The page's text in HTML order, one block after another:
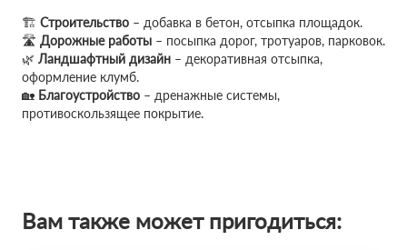
🏗 Строительство – добавка в бетон, отсыпка площадок.
🛣 Дорожные работы – посыпка дорог, тротуаров, парковок.
🌿 Ландшафтный дизайн – декоративная отсыпка,
оформление клумб.
🏡 Благоустройство – дренажные системы,
противоскользящее покрытие.
Вам также может пригодиться: